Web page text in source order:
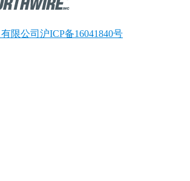
限公司沪ICP备16041840号